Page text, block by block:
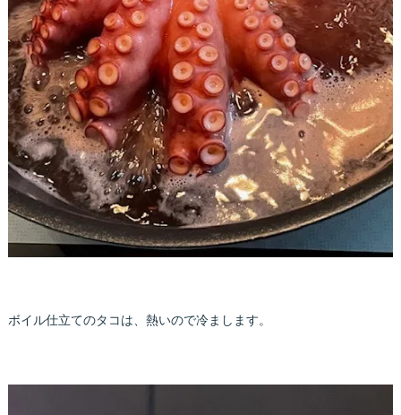
ボイル仕立てのタコは、熱いので冷まします。